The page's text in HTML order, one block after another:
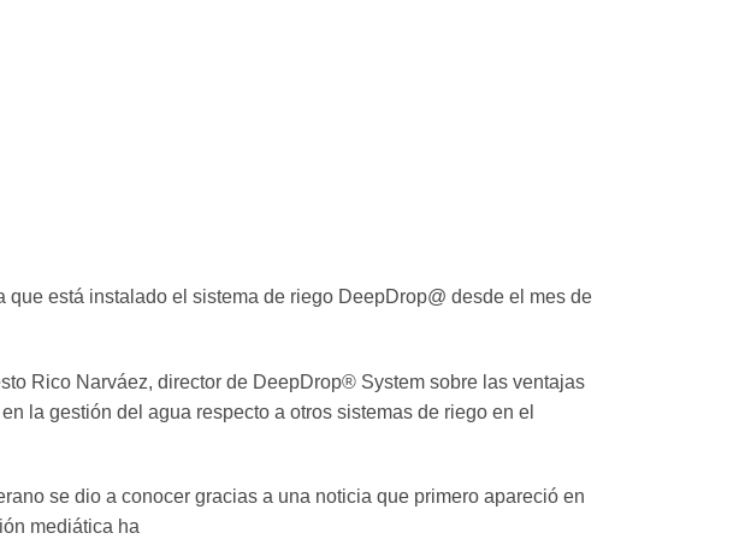
que está instalado el sistema de riego DeepDrop@ desde el mes de
Rico Narváez, director de DeepDrop® System sobre las ventajas
la gestión del agua respecto a otros sistemas de riego en el
se dio a conocer gracias a una noticia que primero apareció en
mediática ha